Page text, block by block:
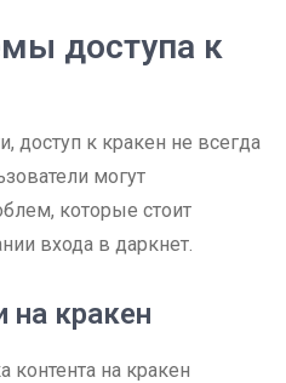
доступа к
доступ к кракен не всегда
могут
которые стоит
входа в даркнет.
на кракен
на кракен